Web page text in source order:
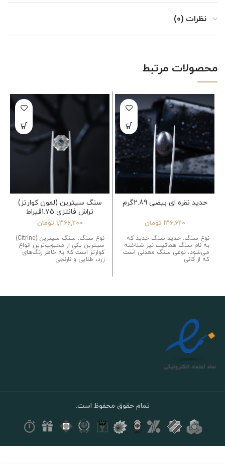
نظرات (0)
محصولات مرتبط
حدید نقره ای بیضی 2.89گرم
136,620 تومان
نوع سنگ: حدید سنگ حدید که
به نام سنگ هماتیت نیز شناخته
می‌شود، نوعی سنگ معدنی است
که از کانی
سنگ سیترین (لمون کوارتز)
تراش فانتزی 1.75قیراط
1,366,200 تومان
نوع سنگ: سنگ سیترین (Citrine)
سیترین یکی از محبوب‌ترین انواع
کوارتز است که به خاطر رنگ‌های
زرد، طلایی و نارنجی
تمام حقوق محفوظ است.